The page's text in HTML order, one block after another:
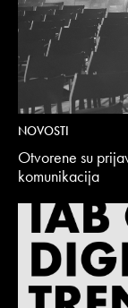
NOVOSTI
Otvorene su
komunikacija